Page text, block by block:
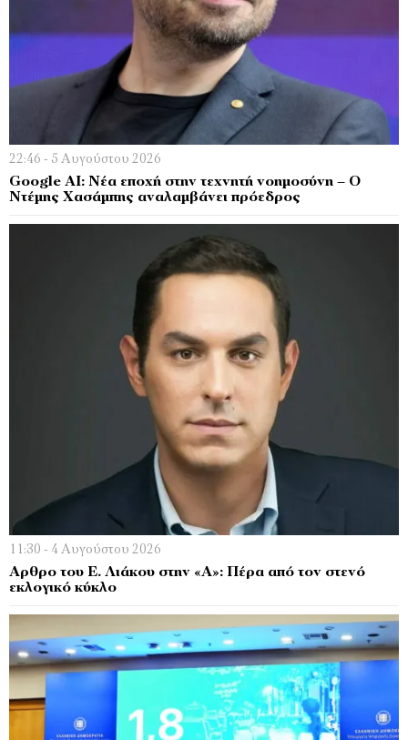
22:46 - 5 Αυγούστου 2026
Google AI: Νέα εποχή στην τεχνητή νοημοσύνη – Ο
Ντέμης Χασάμπης αναλαμβάνει πρόεδρος
11:30 - 4 Αυγούστου 2026
Αρθρο του Ε. Λιάκου στην «Α»: Πέρα από τον στενό
εκλογικό κύκλο